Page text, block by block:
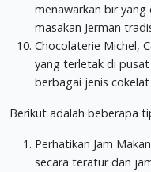
menawarkan bir
masakan Jerman
Chocolaterie Michel,
yang terletak di
berbagai jenis cokelat
Berikut adalah beberapa
Perhatikan Jam
secara teratur dan